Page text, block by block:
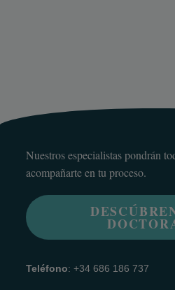
Nuestros especialistas pondrán
acompañarte en tu proceso.
Teléfono: +34 686 186 737